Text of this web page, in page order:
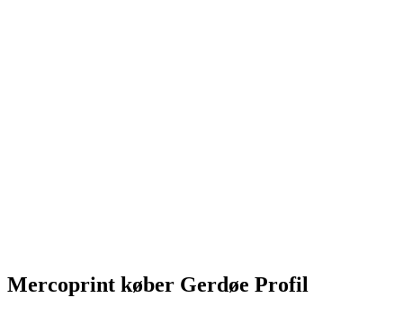
Mercoprint køber Gerdøe Profil